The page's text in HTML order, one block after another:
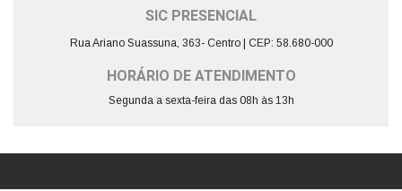
SIC PRESENCIAL
Rua Ariano Suassuna, 363- Centro | CEP: 58.680-000
HORÁRIO DE ATENDIMENTO
Segunda a sexta-feira das 08h às 13h